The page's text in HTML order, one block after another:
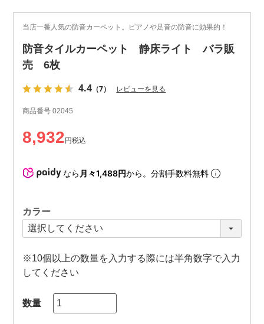
当店一番人気の防音カーペット。ピアノや足音の防音に効果的！
防音タイルカーペット 静床ライト バラ販
売 6枚
4.4 （7） レビューを見る
商品番号 02045
8,932 税込
なら 月々1,488円から。分割手数料無料
カラー
※10個以上の数量を入力する際には半角数字で入力
してください